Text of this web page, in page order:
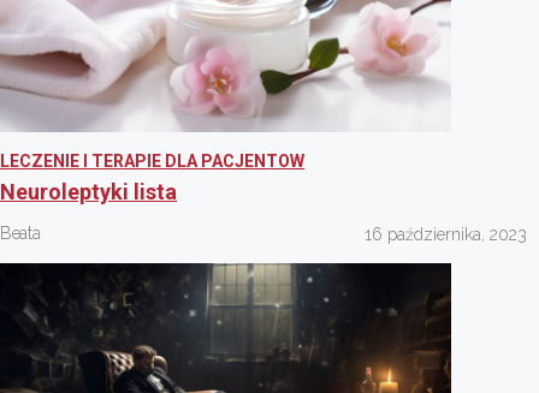
LECZENIE I TERAPIE DLA PACJENTOW
Neuroleptyki lista
Beata 16 października, 2023